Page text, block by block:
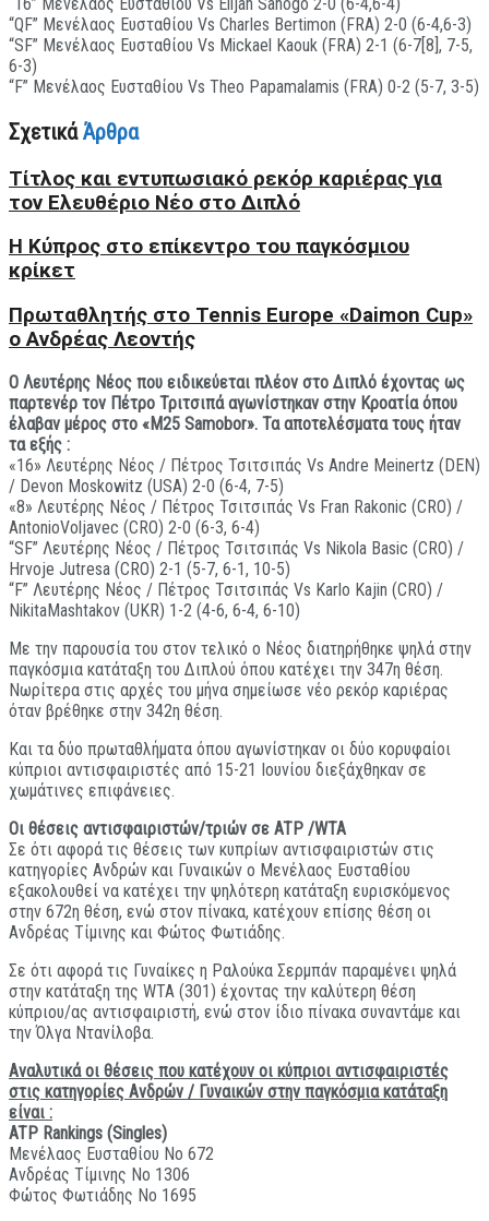
“QF” Μενέλαος Ευσταθίου Vs Charles Bertimon (FRA) 2-0 (6-4,6-3)
“SF” Μενέλαος Ευσταθίου Vs Mickael Kaouk (FRA) 2-1 (6-7[8], 7-5,
6-3)
“F” Μενέλαος Ευσταθίου Vs Theo Papamalamis (FRA) 0-2 (5-7, 3-5)
ΣχετικάΆρθρα
Τίτλος και εντυπωσιακό ρεκόρ καριέρας για
τον Ελευθέριο Νέο στο Διπλό
Η Κύπρος στο επίκεντρο του παγκόσμιου
κρίκετ
Πρωταθλητής στο Tennis Europe «Daimon Cup»
ο Ανδρέας Λεοντής
Ο Λευτέρης Νέος που ειδικεύεται πλέον στο Διπλό έχοντας ως
παρτενέρ τον Πέτρο Τριτσιπά αγωνίστηκαν στην Κροατία όπου
έλαβαν μέρος στο «M25 Samobor». Τα αποτελέσματα τους ήταν
τα εξής :
«16» Λευτέρης Νέος / Πέτρος Τσιτσιπάς Vs Andre Meinertz (DEN)
/ Devon Moskowitz (USA) 2-0 (6-4, 7-5)
«8» Λευτέρης Νέος / Πέτρος Τσιτσιπάς Vs Fran Rakonic (CRO) /
AntonioVoljavec (CRO) 2-0 (6-3, 6-4)
“SF” Λευτέρης Νέος / Πέτρος Τσιτσιπάς Vs Nikola Basic (CRO) /
Hrvoje Jutresa (CRO) 2-1 (5-7, 6-1, 10-5)
“F” Λευτέρης Νέος / Πέτρος Τσιτσιπάς Vs Karlo Kajin (CRO) /
NikitaMashtakov (UKR) 1-2 (4-6, 6-4, 6-10)
Με την παρουσία του στον τελικό ο Νέος διατηρήθηκε ψηλά στην
παγκόσμια κατάταξη του Διπλού όπου κατέχει την 347η θέση.
Νωρίτερα στις αρχές του μήνα σημείωσε νέο ρεκόρ καριέρας
όταν βρέθηκε στην 342η θέση.
Και τα δύο πρωταθλήματα όπου αγωνίστηκαν οι δύο κορυφαίοι
κύπριοι αντισφαιριστές από 15-21 Ιουνίου διεξάχθηκαν σε
χωμάτινες επιφάνειες.
Οι θέσεις αντισφαιριστών/τριών σε ATP /WTA
Σε ότι αφορά τις θέσεις των κυπρίων αντισφαιριστών στις
κατηγορίες Ανδρών και Γυναικών ο Μενέλαος Ευσταθίου
εξακολουθεί να κατέχει την ψηλότερη κατάταξη ευρισκόμενος
στην 672η θέση, ενώ στον πίνακα, κατέχουν επίσης θέση οι
Ανδρέας Τίμινης και Φώτος Φωτιάδης.
Σε ότι αφορά τις Γυναίκες η Ραλούκα Σερμπάν παραμένει ψηλά
στην κατάταξη της WTA (301) έχοντας την καλύτερη θέση
κύπριου/ας αντισφαιριστή, ενώ στον ίδιο πίνακα συναντάμε και
την Όλγα Ντανίλοβα.
Αναλυτικά οι θέσεις που κατέχουν οι κύπριοι αντισφαιριστές
στις κατηγορίες Ανδρών / Γυναικών στην παγκόσμια κατάταξη
είναι :
ATP Rankings (Singles)
Μενέλαος Ευσταθίου Νο 672
Ανδρέας Τίμινης Νο 1306
Φώτος Φωτιάδης Νο 1695